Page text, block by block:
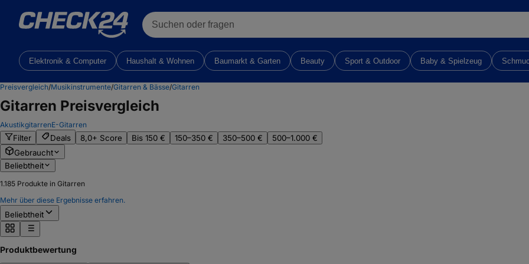
Suchen oder fragen
Elektronik & Computer Haushalt & Wohnen Baumarkt & Garten Beauty Sport & Outdoor Baby & Spielzeug
Preisvergleich/Musikinstrumente/Gitarren & Bässe/Gitarren
Gitarren Preisvergleich
AkustikgitarrenE-Gitarren
Filter Deals 8,0+ Score Bis 150 € 150–350 € 350–500 €
500–1.000 €
Gebraucht
Beliebtheit
1.185 Produkte in Gitarren
Mehr über diese Ergebnisse erfahren.
Beliebtheit
Produktbewertung